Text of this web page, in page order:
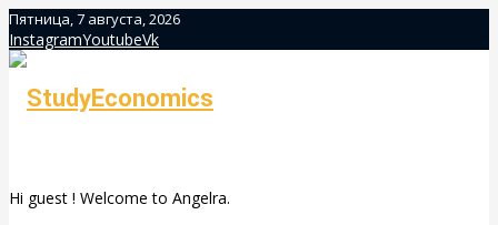
Пятница, 7 августа, 2026
InstagramYoutubeVk
Hi guest ! Welcome to Angelra.